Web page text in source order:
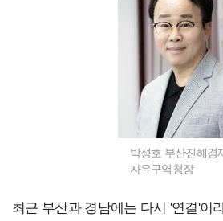
박성호 부산진해경
자유구역청장
최근 부산과 경남에는 다시 '연결'이